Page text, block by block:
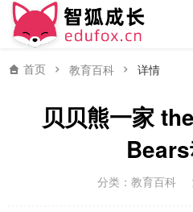
首页 教育百科 详情
贝贝熊一家
分类： 教育百科